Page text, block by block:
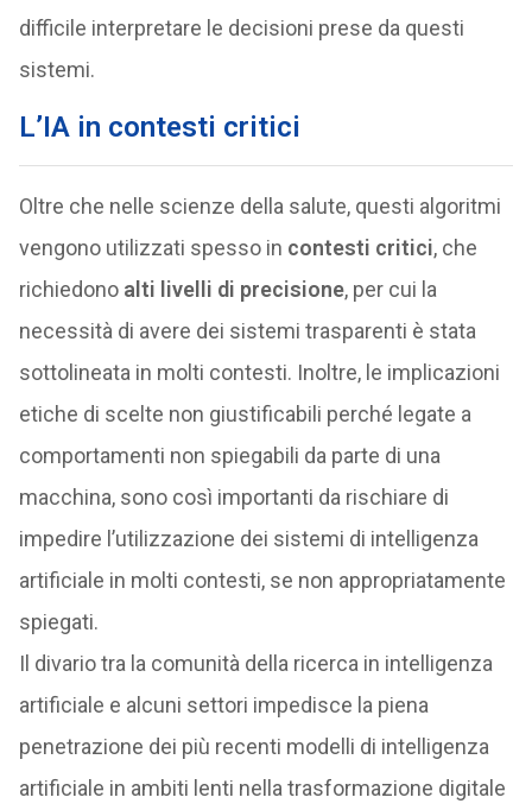
difficile interpretare le decisioni prese da questi
sistemi.
L’IA in contesti critici
Oltre che nelle scienze della salute, questi algoritmi
vengono utilizzati spesso in contesti critici, che
richiedono alti livelli di precisione, per cui la
necessità di avere dei sistemi trasparenti è stata
sottolineata in molti contesti. Inoltre, le implicazioni
etiche di scelte non giustificabili perché legate a
comportamenti non spiegabili da parte di una
macchina, sono così importanti da rischiare di
impedire l’utilizzazione dei sistemi di intelligenza
artificiale in molti contesti, se non appropriatamente
spiegati.
Il divario tra la comunità della ricerca in intelligenza
artificiale e alcuni settori impedisce la piena
penetrazione dei più recenti modelli di intelligenza
artificiale in ambiti lenti nella trasformazione digitale